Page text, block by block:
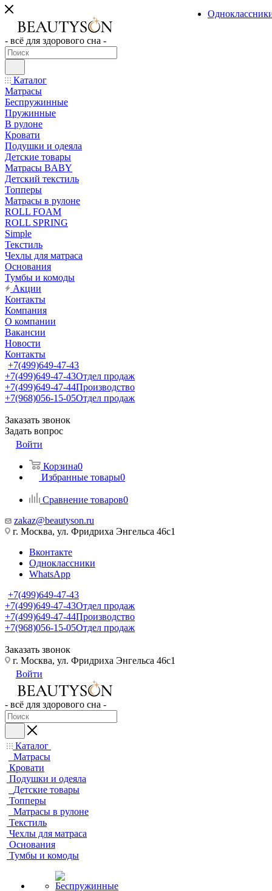
- всё для здорового сна -
Каталог
Матрасы
Беспружинные
Пружинные
В рулоне
Кровати
Подушки и одеяла
Детские товары
Матрасы BABY
Детский текстиль
Топперы
Матрасы в рулоне
ROLL FOAM
ROLL SPRING
Simple
Текстиль
Чехлы для матраса
Основания
Тумбы и комоды
Акции
Контакты
Компания
О компании
Вакансии
Новости
Контакты
+7(499)649-47-43
+7(499)649-47-43Отдел продаж
+7(499)649-47-44Производство
+7(968)056-15-05Отдел продаж
Заказать звонок
Задать вопрос
Войти
Корзина0
Избранные товары0
Сравнение товаров0
zakaz@beautyson.ru
г. Москва, ул. Фридриха Энгельса 46с1
Вконтакте
Одноклассники
WhatsApp
+7(499)649-47-43
+7(499)649-47-43Отдел продаж
+7(499)649-47-44Производство
+7(968)056-15-05Отдел продаж
Заказать звонок
г. Москва, ул. Фридриха Энгельса 46с1
Войти
- всё для здорового сна -
Каталог
Матрасы
Кровати
Подушки и одеяла
Детские товары
Топперы
Матрасы в рулоне
Текстиль
Чехлы для матраса
Основания
Тумбы и комоды